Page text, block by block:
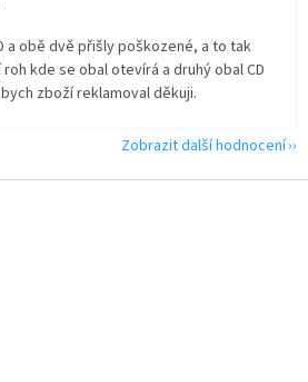
a obě dvě přišly poškozené, a to tak
kde se obal otevírá a druhý obal CD
zboží reklamoval děkuji.
Zobrazit další hodnocení